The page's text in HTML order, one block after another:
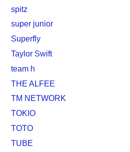
spitz
super junior
Superfly
Taylor Swift
team h
THE ALFEE
TM NETWORK
TOKIO
TOTO
TUBE